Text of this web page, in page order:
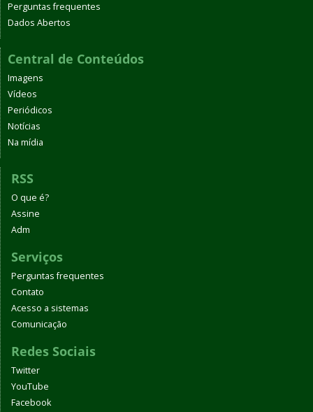
Perguntas frequentes
Dados Abertos
Central de Conteúdos
Imagens
Vídeos
Periódicos
Notícias
Na mídia
RSS
O que é?
Assine
Adm
Serviços
Perguntas frequentes
Contato
Acesso a sistemas
Comunicação
Redes Sociais
Twitter
YouTube
Facebook